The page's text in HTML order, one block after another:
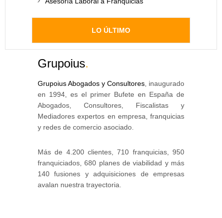
LO ÚLTIMO
Grupoius.
Grupoius Abogados y Consultores , inaugurado
en 1994, es el primer Bufete en España de
Abogados, Consultores, Fiscalistas y
Mediadores expertos en empresa, franquicias
y redes de comercio asociado.
Más de 4.200 clientes, 710 franquicias, 950
franquiciados, 680 planes de viabilidad y más
140 fusiones y adquisiciones de empresas
avalan nuestra trayectoria.